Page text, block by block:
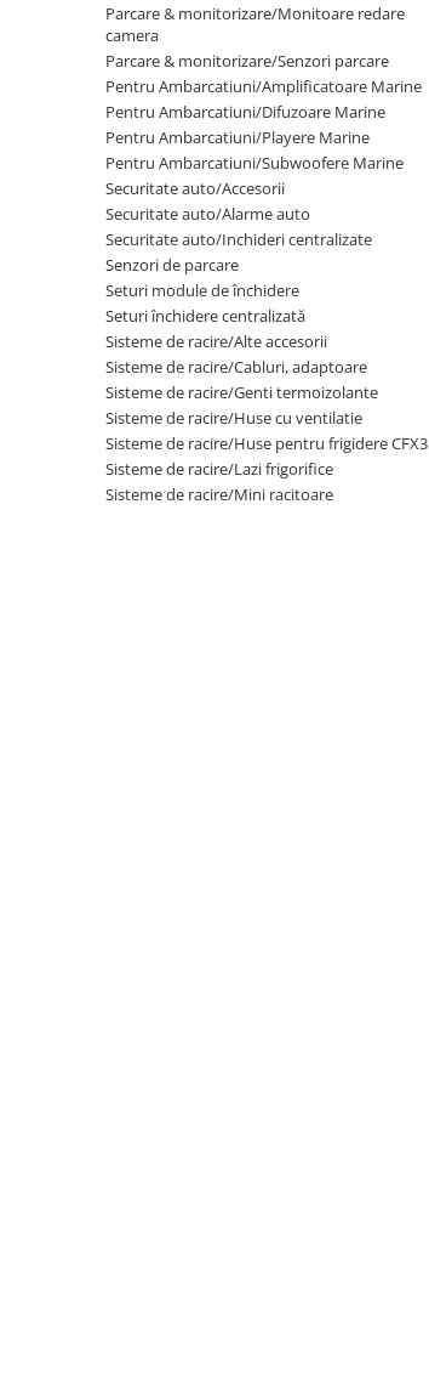
Parcare & monitorizare/Monitoare redare
camera
Parcare & monitorizare/Senzori parcare
Pentru Ambarcatiuni/Amplificatoare Marine
Pentru Ambarcatiuni/Difuzoare Marine
Pentru Ambarcatiuni/Playere Marine
Pentru Ambarcatiuni/Subwoofere Marine
Securitate auto/Accesorii
Securitate auto/Alarme auto
Securitate auto/Inchideri centralizate
Senzori de parcare
Seturi module de închidere
Seturi închidere centralizată
Sisteme de racire/Alte accesorii
Sisteme de racire/Cabluri, adaptoare
Sisteme de racire/Genti termoizolante
Sisteme de racire/Huse cu ventilatie
Sisteme de racire/Huse pentru frigidere CFX3
Sisteme de racire/Lazi frigorifice
Sisteme de racire/Mini racitoare